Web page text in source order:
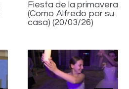
Fiesta de la primavera
(Como Alfredo por su
casa) (20/03/26)